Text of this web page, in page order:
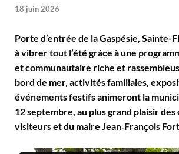
18 juin 2026
Porte d’entrée de la Gaspésie, Sainte-
à vibrer tout l’été grâce à une
et communautaire riche et
bord de mer, activités familiales,
événements festifs animeront la
12 septembre, au plus grand plaisir des
visiteurs et du maire Jean‑François